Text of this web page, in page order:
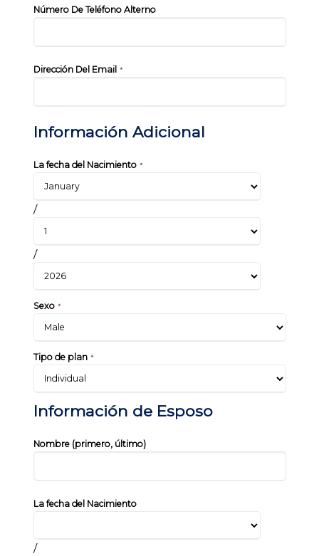
Número De Teléfono Alterno
Dirección Del Email *
Información Adicional
La fecha del Nacimiento*
/
/
Sexo*
Tipo de plan*
Información de Esposo
Nombre (primero, último)
La fecha del Nacimiento
/